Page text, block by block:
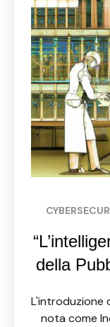
della
L'introduzione
nota come